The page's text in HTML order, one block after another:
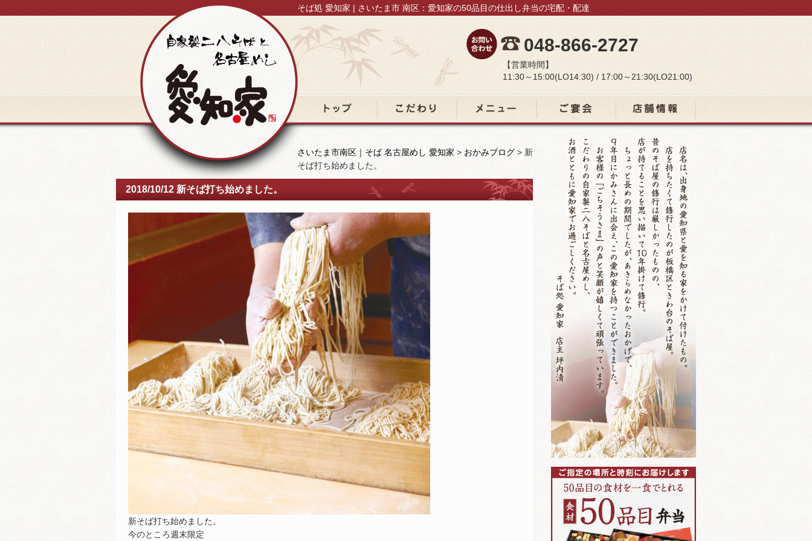
そば処 愛知家 | さいたま市 南区：愛知家の50品目の仕出し弁当の宅配・配達
048-866-2727
【営業時間】
11:30～15:00(LO14:30) / 17:00～21:30(LO21:00)
さいたま市南区｜そば 名古屋めし 愛知家 > おかみブログ > 新
そば打ち始めました。
2018/10/12 新そば打ち始めました。
新そば打ち始めました。
今のところ週末限定